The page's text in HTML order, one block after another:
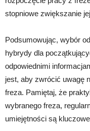
stopniowe zwiększanie
Podsumowując, wybór
hybrydy dla
odpowiednimi
jest, aby zwrócić uwagę
freza. Pamiętaj, że
wybranego freza,
umiejętności są